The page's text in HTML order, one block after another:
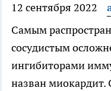
12 сентября 2022
Самым
сосудистым
ингибиторами
назван миокардит.